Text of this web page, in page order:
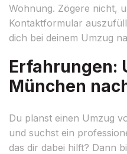
Wohnung. Zögere nicht,
Kontaktformular
dich bei deinem Umzug
Erfahrungen:
München
Du planst einen Umzug
und suchst ein
das dir dabei hilft? Dann